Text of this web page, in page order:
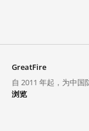
GreatFire
自 2011 年起，为中国
浏览